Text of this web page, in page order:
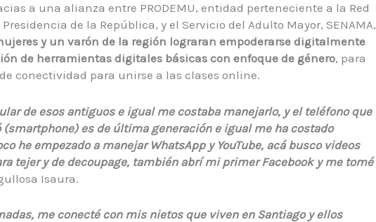
a una alianza entre PRODEMU, entidad perteneciente a la Red
de la República, y el Servicio del Adulto Mayor, SENAMA,
y un varón de la región lograran empoderarse digitalmente
de herramientas digitales básicas con enfoque de género, para
conectividad para unirse a las clases online.
de esos antiguos e igual me costaba manejarlo, y el teléfono que
(smartphone) es de última generación e igual me ha costado
he empezado a manejar WhatsApp y YouTube, acá busco videos
tejer y de decoupage, también abrí mi primer Facebook y me tomé
Isaura.
me conecté con mis nietos que viven en Santiago y ellos